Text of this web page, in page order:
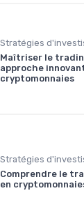
Maîtriser le
approche
cryptomonnaies
Comprendre le
en